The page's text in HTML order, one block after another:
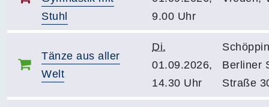
Stuhl
9.00 Uhr
Tänze aus aller
Welt
Di.
01.09.2026,
14.30 Uhr
Berliner
Straße